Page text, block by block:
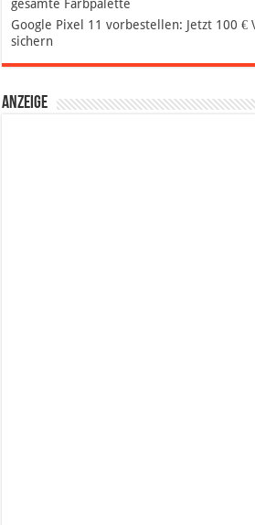
gesamte Farbpalette
Google Pixel 11 vorbestellen: Jetzt 100
sichern
Anzeige